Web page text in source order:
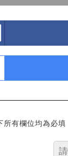
所有欄位均為必填